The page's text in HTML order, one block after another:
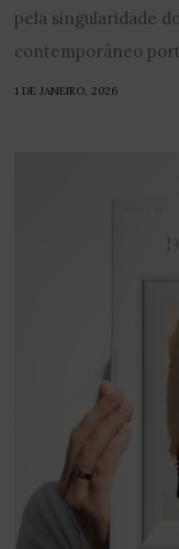
pela singularidade
contemporâneo
1 DE JANEIRO, 2026